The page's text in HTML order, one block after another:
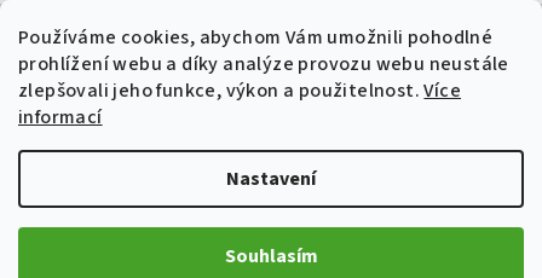
Používáme cookies, abychom Vám umožnili pohodlné
prohlížení webu a díky analýze provozu webu neustále
zlepšovali jeho funkce, výkon a použitelnost.Více
informací
Nastavení
Souhlasím
Z
Informace pro vás
Obchodní podmínky
Podmínky ochrany osobních údajů